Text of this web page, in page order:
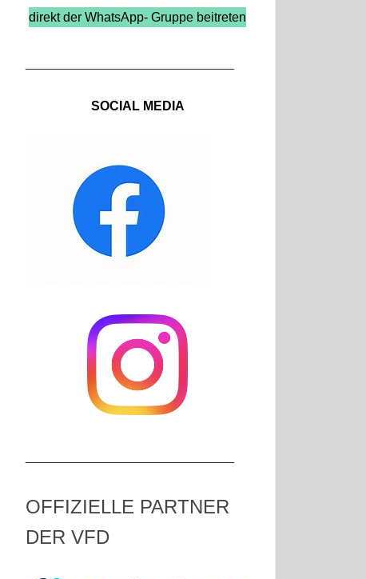
direkt der WhatsApp- Gruppe beitreten
SOCIAL MEDIA
OFFIZIELLE PARTNER
DER VFD